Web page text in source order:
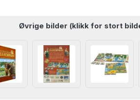
Øvrige bilder (klikk for stort